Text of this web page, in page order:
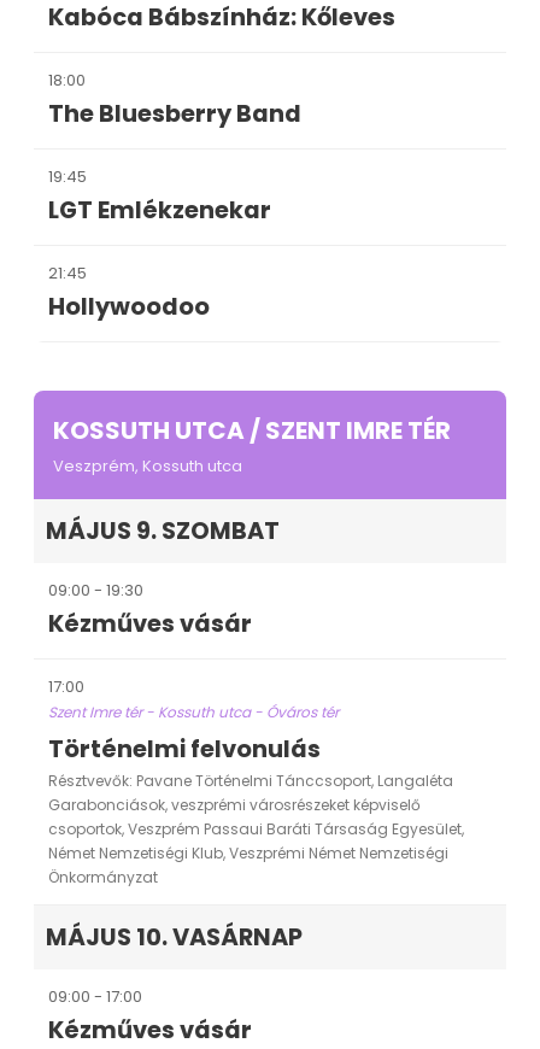
Kabóca Bábszínház: Kőleves
18:00
The Bluesberry Band
19:45
LGT Emlékzenekar
21:45
Hollywoodoo
KOSSUTH UTCA / SZENT IMRE TÉR
Veszprém, Kossuth utca
MÁJUS 9. SZOMBAT
09:00 - 19:30
Kézműves vásár
17:00
Szent Imre tér - Kossuth utca - Óváros tér
Történelmi felvonulás
Résztvevők: Pavane Történelmi Tánccsoport, Langaléta
Garabonciások, veszprémi városrészeket képviselő
csoportok, Veszprém Passaui Baráti Társaság Egyesület,
Német Nemzetiségi Klub, Veszprémi Német Nemzetiségi
Önkormányzat
MÁJUS 10. VASÁRNAP
09:00 - 17:00
Kézműves vásár